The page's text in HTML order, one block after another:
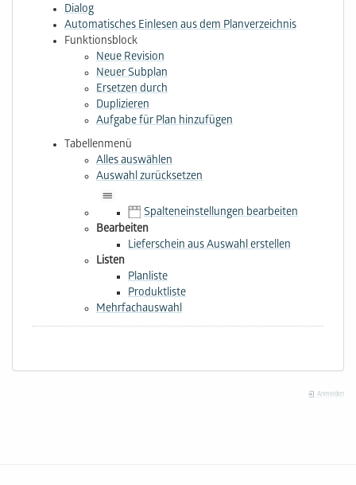
Dialog
Automatisches Einlesen aus dem Planverzeichnis
Funktionsblock
Neue Revision
Neuer Subplan
Ersetzen durch
Duplizieren
Aufgabe für Plan hinzufügen
Tabellenmenü
Alles auswählen
Auswahl zurücksetzen
Spalteneinstellungen bearbeiten
Bearbeiten
Lieferschein aus Auswahl erstellen
Listen
Planliste
Produktliste
Mehrfachauswahl
Anmelden